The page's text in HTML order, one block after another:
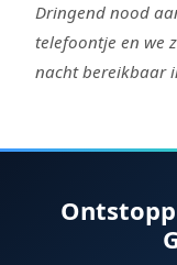
Dringend nood
telefoontje en we
nacht bereikbaar